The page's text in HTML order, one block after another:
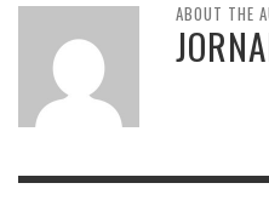
ABOUT THE